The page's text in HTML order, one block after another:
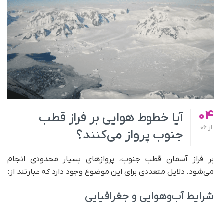
04
از
آیا خطوط هوایی بر فراز قطب
جنوب پرواز می‌کنند؟
بر فراز آسمان قطب جنوب، پر‌واز‌های بسیار محدودی انجام
می‌شود. دلایل متعددی برای این موضوع وجود دارد که عبارتند از:
شرایط آب‌وهوایی و جغرافیایی